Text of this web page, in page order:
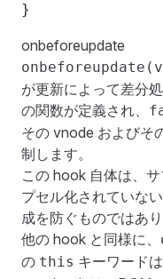
}
onbeforeupdate
が更新によって差分
の関数が定義され、
その vnode およびそ
制します。
この hook 自体は、
プセル化されていな
成を防ぐものではあり
他の hook と同様に、
の this キーワードは